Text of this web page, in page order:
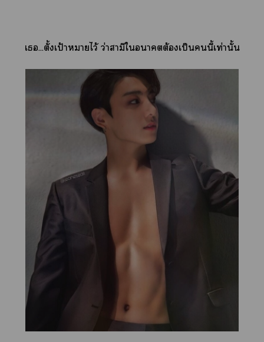
เ...ตั้งเป้าหมายไว้ ว่าสามีใาต้องเป็นนี้เท่านั้น